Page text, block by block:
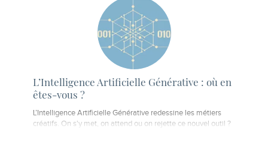
L’Intelligence Artificielle Générative : où en
êtes-vous ?
L’Intelligence Artificielle Générative redessine les métiers
créatifs. On s'y met, on attend ou on rejette ce nouvel outil ?